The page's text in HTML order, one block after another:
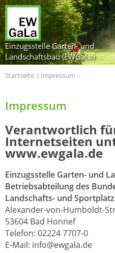
Einzugsstelle Garten- und
Landschaftsbau (EWGaLa)
Startseite Impressum
Impressum
Verantwortlich
Internetseiten
www.ewgala.de
Einzugsstelle Garten- und
Betriebsabteilung des
Landschafts- und
Alexander-von-Humboldt-
53604 Bad Honnef
Telefon: 02224 7707-0
E-Mail: info@ewgala.de